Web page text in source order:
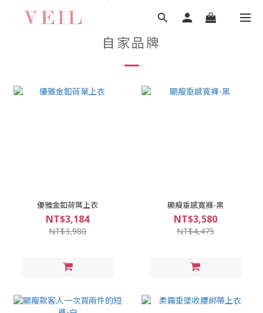
自家品牌
優雅金釦荷葉上衣
NT$3,184
NT$3,980
顯瘦垂感寬褲-黑
NT$3,580
NT$4,475